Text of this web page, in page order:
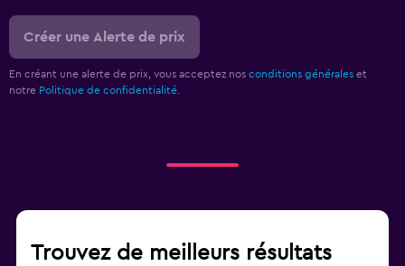
Créer une Alerte de prix
En créant une alerte de prix, vous acceptez nos conditions générales et
notre Politique de confidentialité.
Trouvez de meilleurs résultats